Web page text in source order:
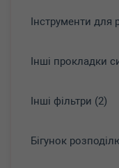
Інструменти для
Інші прокладки
Інші фільтри (2)
Бігунок